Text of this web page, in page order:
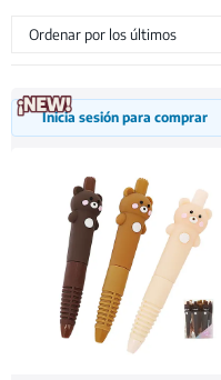
Ordenar por los últimos
Inicia sesión para comprar